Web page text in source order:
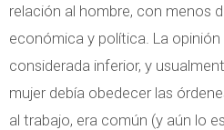
relación al hombre, con menos
económica y política. La opinión
considerada inferior, y
mujer debía obedecer las
al trabajo, era común (y aún lo